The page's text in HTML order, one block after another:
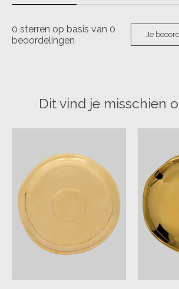
0 sterren op basis van 0
beoordelingen
Je
Dit vind je misschien